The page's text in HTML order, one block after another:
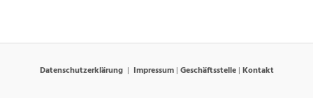
Datenschutzerklärung Impressum| Geschäftsstelle| Kontakt